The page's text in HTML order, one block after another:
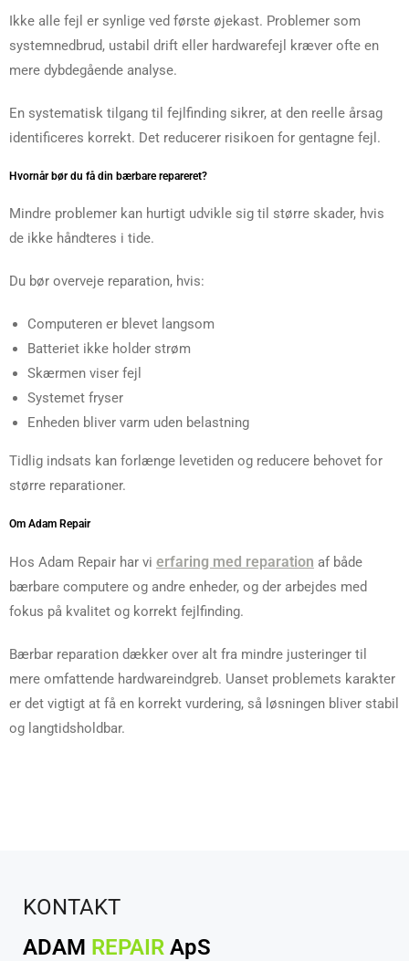
Ikke alle fejl er synlige ved første øjekast. Problemer som
systemnedbrud, ustabil drift eller hardwarefejl kræver ofte en
mere dybdegående analyse.
En systematisk tilgang til fejlfinding sikrer, at den reelle årsag
identificeres korrekt. Det reducerer risikoen for gentagne fejl.
Hvornår bør du få din bærbare repareret?
Mindre problemer kan hurtigt udvikle sig til større skader, hvis
de ikke håndteres i tide.
Du bør overveje reparation, hvis:
Computeren er blevet langsom
Batteriet ikke holder strøm
Skærmen viser fejl
Systemet fryser
Enheden bliver varm uden belastning
Tidlig indsats kan forlænge levetiden og reducere behovet for
større reparationer.
Om Adam Repair
Hos Adam Repair har vi erfaring med reparation af både
bærbare computere og andre enheder, og der arbejdes med
fokus på kvalitet og korrekt fejlfinding.
Bærbar reparation dækker over alt fra mindre justeringer til
mere omfattende hardwareindgreb. Uanset problemets karakter
er det vigtigt at få en korrekt vurdering, så løsningen bliver stabil
og langtidsholdbar.
KONTAKT
ADAM REPAIR ApS